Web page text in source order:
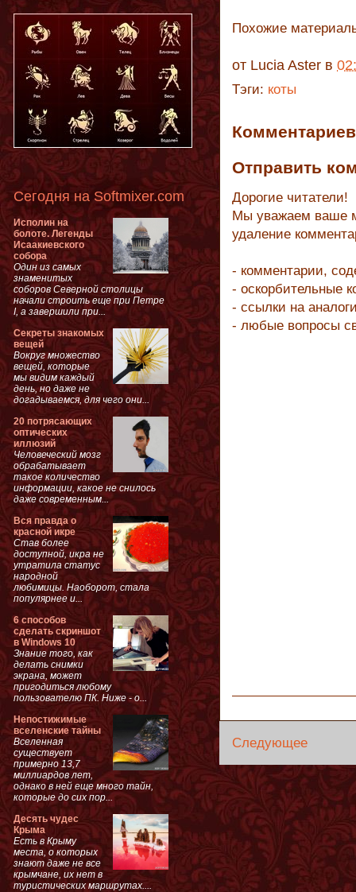
Похожие
от Lucia Aster в
Тэги: коты
Отправить
Дорогие читатели!
Мы уважаем ваше
удаление
- комментарии,
- оскорбительные
- ссылки на
- любые вопросы
Следующее
Сегодня на Softmixer.com
Исполин на
болоте. Легенды
Исаакиевского
собора
Один из самых
знаменитых
соборов Северной столицы
начали строить еще при Петре
I, а завершили при...
Секреты знакомых
вещей
Вокруг множество
вещей, которые
мы видим каждый
день, но даже не
догадываемся, для чего они...
20 потрясающих
оптических
иллюзий
Человеческий мозг
обрабатывает
такое количество
информации, какое не снилось
даже современным...
Вся правда о
красной икре
Став более
доступной, икра не
утратила статус
народной
любимицы. Наоборот, стала
популярнее и...
6 способов
сделать скриншот
в Windows 10
Знание того, как
делать снимки
экрана, может
пригодиться любому
пользователю ПК. Ниже - о...
Непостижимые
вселенские тайны
Вселенная
существует
примерно 13,7
миллиардов лет,
однако в ней еще много тайн,
которые до сих пор...
Десять чудес
Крыма
Есть в Крыму
места, о которых
знают даже не все
крымчане, их нет в
туристических маршрутах....